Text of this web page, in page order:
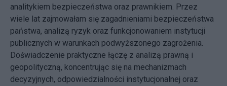
analitykiem bezpieczeństwa oraz prawnikiem. Przez
wiele lat zajmowałam się zagadnieniami bezpieczeństwa
państwa, analizą ryzyk oraz funkcjonowaniem instytucji
publicznych w warunkach podwyższonego zagrożenia.
Doświadczenie praktyczne łączę z analizą prawną i
geopolityczną, koncentrując się na mechanizmach
decyzyjnych, odpowiedzialności instytucjonalnej oraz